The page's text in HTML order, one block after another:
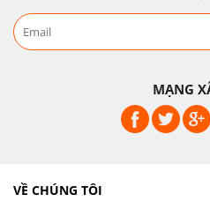
MẠNG
VỀ CHÚNG TÔI